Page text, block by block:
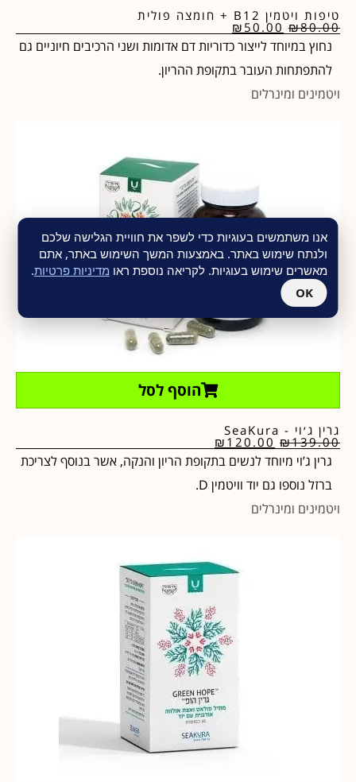
טיפות ויטמין B12 + חומצה פולית
₪80.00
₪ 50.00
נחוץ במיוחד לייצור כדוריות דם אדומות ושני הרכיבים חיוניים גם
להתפתחות העובר בתקופת ההריון.
ויטמינים ומינרלים
הוסף לסל
גרין ג׳וי - SeaKura
₪139.00
₪ 120.00
גרין ג’וי מיוחד לנשים בתקופת הריון והנקה, אשר בנוסף לצריכת
ברזל נוספו גם יוד וויטמין D.
ויטמינים ומינרלים
אנו משתמשים בעוגיות כדי לשפר את חוויית הגלישה שלכם
ולנתח שימוש באתר. באמצעות המשך השימוש באתר, אתם
מאשרים שימוש בעוגיות. לקריאה נוספת ראו מדיניות פרטיות.
OK